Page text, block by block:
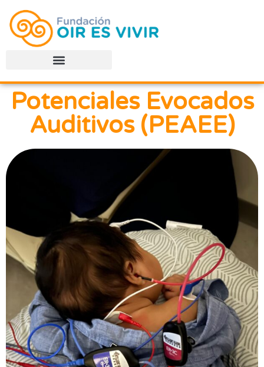
Potenciales Evocados
Auditivos (PEAEE)